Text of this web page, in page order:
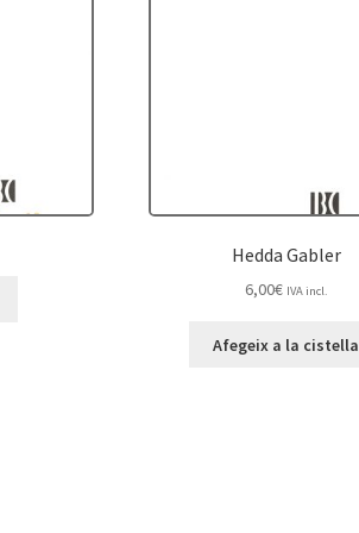
Hedda Gabler
6,00€ IVA incl.
Afegeix a la cistella